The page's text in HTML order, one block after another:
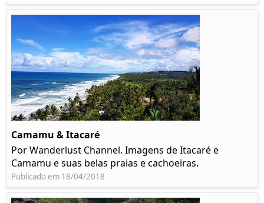
Camamu & Itacaré
Por Wanderlust Channel. Imagens de Itacaré e
Camamu e suas belas praias e cachoeiras.
Publicado em 18/04/2018